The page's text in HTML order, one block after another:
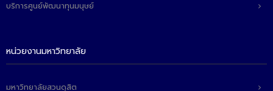
บริการศูนย์พัฒนาทุนมนุษย์
หน่วยงานมหาวิทยาลัย
มหาวิทยาลัยสวนดุสิต